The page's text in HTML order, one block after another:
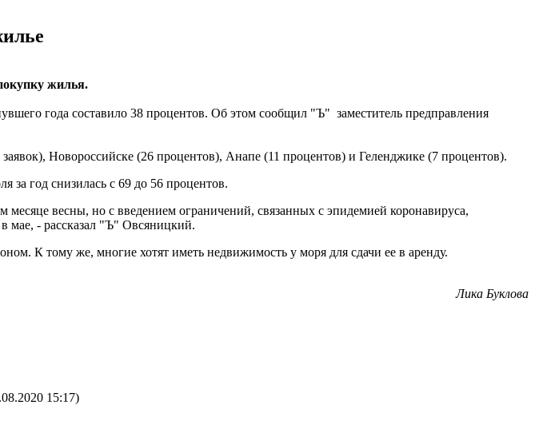
жилья.
года составило 38 процентов. Об этом сообщил "Ъ" заместитель предправления
Новороссийске (26 процентов), Анапе (11 процентов) и Геленджике (7 процентов).
за год снизилась с 69 до 56 процентов.
весны, но с введением ограничений, связанных с эпидемией коронавируса,
мае, - рассказал "Ъ" Овсяницкий.
К тому же, многие хотят иметь недвижимость у моря для сдачи ее в аренду.
Лика Буклова
15:17)